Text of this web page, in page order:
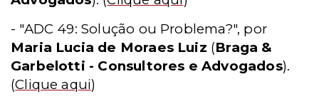
- "ADC 49: Solução ou Problema?", por
Maria Lucia de Moraes Luiz (Braga &
Garbelotti - Consultores e Advogados).
(Clique aqui)